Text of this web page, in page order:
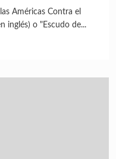
Américas Contra el
inglés) o "Escudo de...